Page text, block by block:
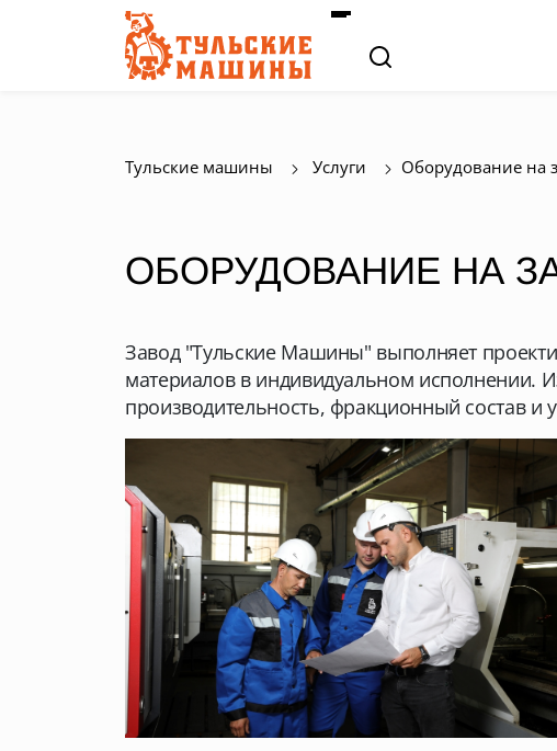
Тульские машины Услуги Оборудование на
ОБОРУДОВАНИЕ НА
Завод "Тульские Машины" выполняет
материалов в индивидуальном исполнении.
производительность, фракционный состав и